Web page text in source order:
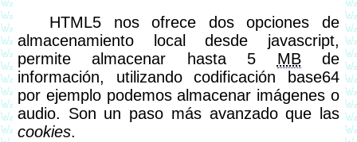
HTML5 nos ofrece dos opciones de
almacenamiento local desde javascript,
permite almacenar hasta 5 MBde
información, utilizando codificación base64
por ejemplo podemos almacenar imágenes o
audio. Son un paso más avanzado que las
cookies.